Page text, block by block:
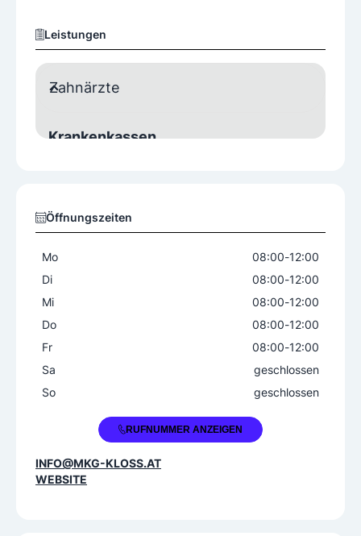
Leistungen
Zahnärzte
Krankenkassen
Öffnungszeiten
Mo 08:00-12:00
Di
08:00-12:00
Mi
08:00-12:00
Do
08:00-12:00
Fr
08:00-12:00
Sa
geschlossen
So
geschlossen
+43 4852 64643RUFNUMMER ANZEIGEN
INFO@MKG-KLOSS.AT
WEBSITE